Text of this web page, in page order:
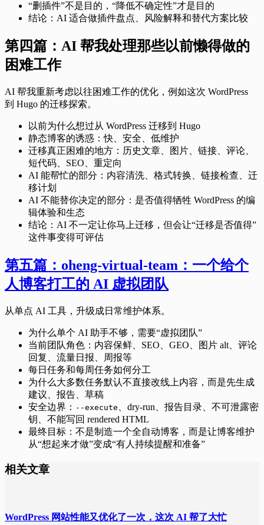
“删插件”不是目的，“降低不确定性”才是目的
结论：AI 适合做插件盘点、风险解释和替代方案比较
第四篇：AI 帮我处理那些以前懒得做的
困难工作
AI 帮我重新考虑以往困难工作的优化，例如这次 WordPress
到 Hugo 的迁移探索。
以前为什么想过从 WordPress 迁移到 Hugo
静态博客的诱惑：快、安全、低维护
迁移真正困难的地方：历史文章、图片、链接、评论、
短代码、SEO、重定向
AI 能帮忙的部分：内容清洗、格式转换、链接检查、迁
移计划
AI 不能替你决定的部分：是否值得牺牲 WordPress 的编
辑体验和生态
结论：AI 不一定让你马上迁移，但会让“迁移是否值得”
这件事变得可评估
第五篇：oheng-virtual-team：一个给个
人博客打工的 AI 虚拟团队
从单点 AI 工具，升级成日常维护体系。
为什么单个 AI 助手不够，需要“虚拟团队”
当前团队角色：内容保鲜、SEO、GEO、图片 alt、评论
回复、流量日报、周报等
每日任务和每周任务如何分工
为什么大多数任务默认不直接改线上内容，而是先生成
建议、报告、草稿
安全边界： --execute
、dry-run、报告目录、不可泄露密
钥、不能写回 rendered HTML
最终目标：不是制造一个全自动博客，而是让博客维护
从“想起来才做”变成“有人持续提醒和准备”
相关文章
WordPress 网站性能又优化了一次，这次 AI 帮了大忙